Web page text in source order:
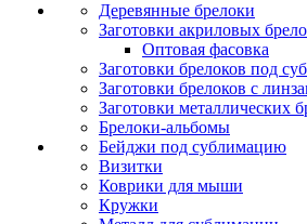
Деревянные брелоки
Заготовки акриловых
Оптовая фасовка
Заготовки брелоков под
Заготовки брелоков с
Заготовки металлических
Брелоки-альбомы
Бейджи под сублимацию
Визитки
Коврики для мыши
Кружки